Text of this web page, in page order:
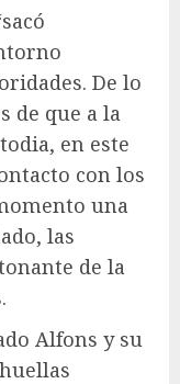
De lo
de que a la
en este
con los
una
las
de la
Alfons y su